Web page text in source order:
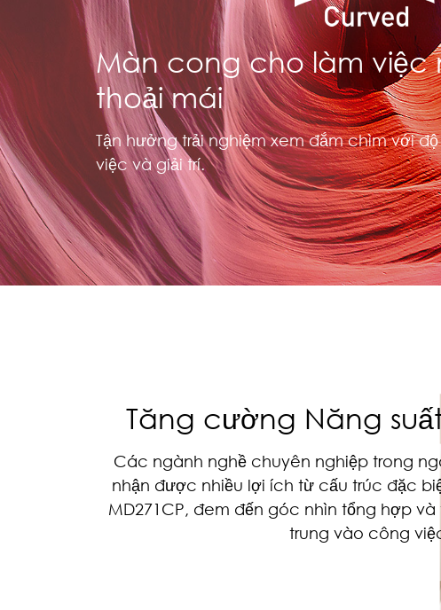
Màn cong cho làm việc
thoải mái
Tận hưởng trải nghiệm xem đắm chìm với
việc và giải trí.
Tăng cường Năng
Các ngành nghề chuyên nghiệp trong
nhận được nhiều lợi ích từ cấu trúc đặc
MD271CP, đem đến góc nhìn tổng hợp
trung vào công